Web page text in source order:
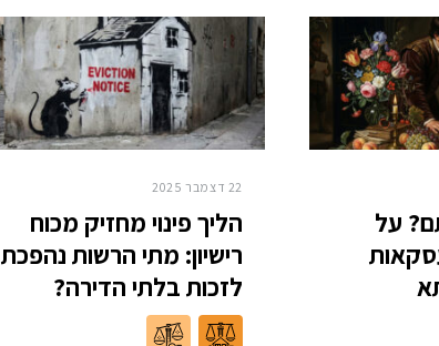
על
22 דצמבר 2025
הליך פינוי מחזיק מכוח
רישיון: מתי הרשות נהפכת
לזכות בלתי הדירה?